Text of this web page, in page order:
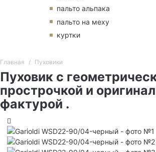
пальто альпака
пальто на меху
куртки
Главная Пуховики
Пуховик с
прострочкой и
фактурой .